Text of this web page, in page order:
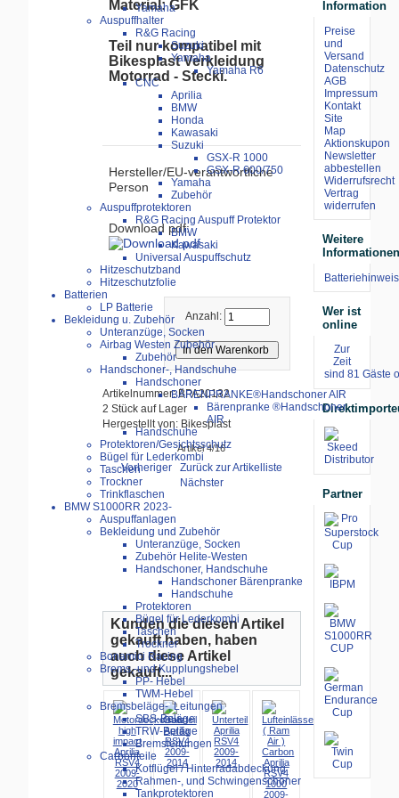
Yamaha
Auspuffhalter
R&G Racing
Suzuki
Yamaha
Yamaha R6
CNC
Aprilia
BMW
Honda
Kawasaki
Suzuki
GSX-R 1000
GSX-R 600/750
Yamaha
Zubehör
Auspuffprotektoren
R&G Racing Auspuff Protektor
BMW
Kawasaki
Universal Auspuffschutz
Hitzeschutzband
Hitzeschutzfolie
Batterien
LP Batterie
Bekleidung u. Zubehör
Unteranzüge, Socken
Airbag Westen Zubehör
Zubehör
Handschoner-, Handschuhe
Handschoner
BÄRENPRANKE®Handschoner AIR
Bärenpranke ®Handschoner
AIR
Handschuhe
Protektoren/Gesichtsschutz
Bügel für Lederkombi
Taschen
Trockner
Trinkflaschen
BMW S1000RR 2023-
Auspuffanlagen
Bekleidung und Zubehör
Unteranzüge, Socken
Zubehör Helite-Westen
Handschoner, Handschuhe
Handschoner Bärenpranke
Handschuhe
Protektoren
Bügel für Lederkombi
Taschen
Trockner
Bonamici Racing
Brems,-und Kupplungshebel
PP- Hebel
TWM-Hebel
Bremsbeläge-, Leitungen
SBS-Beläge
TRW-Beläge
Bremsleitungen
Carbonteile
Kotflügel / Hinterradabdeckung
Rahmen-, und Schwingenschoner
Tankprotektoren
Material: GFK
Teil nur kompatibel mit
Bikesplast Verkleidung
Motorrad - Stecki.
Hersteller/EU-verantwortliche
Person
Download pdf:
Anzahl:
Artikelnummer: BPA20132
2 Stück auf Lager
Hergestellt von: Bikesplast
Artikel 4/16
Vorheriger
Zurück zur Artikelliste
Nächster
Kunden die diesen Artikel
gekauft haben, haben
auch diese Artikel
gekauft...
Information
Preise
und
Versand
Datenschutz
AGB
Impressum
Kontakt
Site
Map
Aktionskupon
Newsletter
abbestellen
Widerrufsrecht
Vertrag
widerrufen
Weitere
Batteriehinweis
Wer ist
online
Zur
Zeit
sind 81 Gäste
Partner